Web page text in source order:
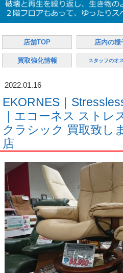
店舗TOP 店内の様
買取強化情報 スタッフのオ
2022.01.16
EKORNES｜
｜エコーネス ストレ
クラシック 買取致し
店